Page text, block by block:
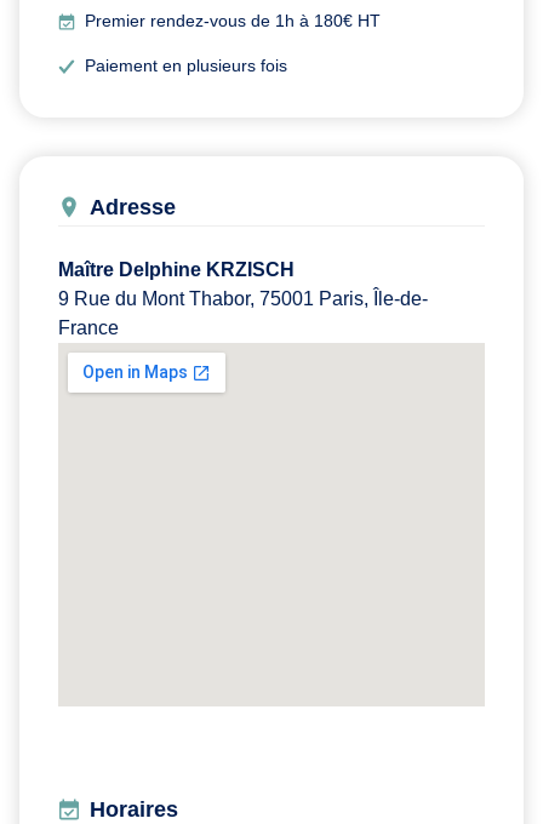
Premier rendez-vous de 1h à 180€ HT
Paiement en plusieurs fois
Adresse
Maître Delphine KRZISCH
9 Rue du Mont Thabor, 75001 Paris, Île-de-
France
Horaires